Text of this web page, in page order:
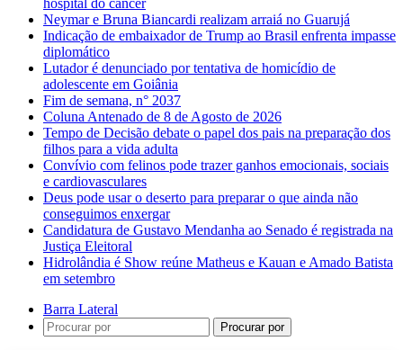
hospital do câncer
Neymar e Bruna Biancardi realizam arraiá no Guarujá
Indicação de embaixador de Trump ao Brasil enfrenta impasse
diplomático
Lutador é denunciado por tentativa de homicídio de
adolescente em Goiânia
Fim de semana, n° 2037
Coluna Antenado de 8 de Agosto de 2026
Tempo de Decisão debate o papel dos pais na preparação dos
filhos para a vida adulta
Convívio com felinos pode trazer ganhos emocionais, sociais
e cardiovasculares
Deus pode usar o deserto para preparar o que ainda não
conseguimos enxergar
Candidatura de Gustavo Mendanha ao Senado é registrada na
Justiça Eleitoral
Hidrolândia é Show reúne Matheus e Kauan e Amado Batista
em setembro
Barra Lateral
Procurar por